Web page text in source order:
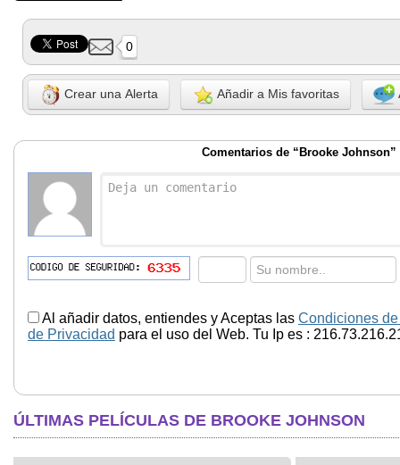
0
Crear una Alerta Añadir a Mis favoritas
Comentarios de “Brooke Johnson”
Al añadir datos, entiendes y Aceptas las Condiciones
de Privacidad para el uso del Web. Tu Ip es :
ÚLTIMAS PELÍCULAS DE BROOKE JOHNSON